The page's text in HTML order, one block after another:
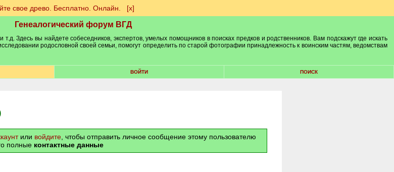
свое древо. Бесплатно. Онлайн. [х]
Генеалогический форум ВГД
Здесь вы найдете собеседников, экспертов, умелых помощников в поисках предков и родственников. Вам подскажут где искать
родословной своей семьи, помогут определить по старой фотографии принадлежность к воинским частям, ведомствам
ВОЙТИ ПОИСК
или войдите , чтобы отправить личное сообщение этому пользователю
полные контактные данные